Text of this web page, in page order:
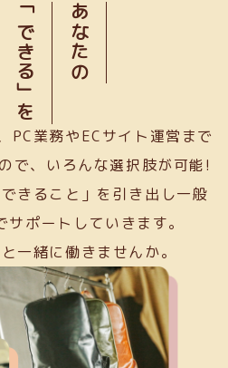
あなたの
「できる」を
PC業務やECサイト運営まで
で、いろんな選択肢が可能!
きること」を引き出し一般
ポートしていきます。
一緒に働きませんか。